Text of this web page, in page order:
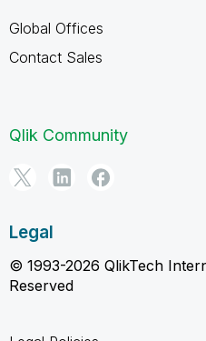
Global Offices
Contact Sales
Qlik Community
Legal
© 1993-2026 QlikTech
Reserved